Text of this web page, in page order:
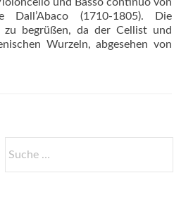
Dall’Abaco (1710-1805). Die
begrüßen, da der Cellist und
Wurzeln, abgesehen von
nach: